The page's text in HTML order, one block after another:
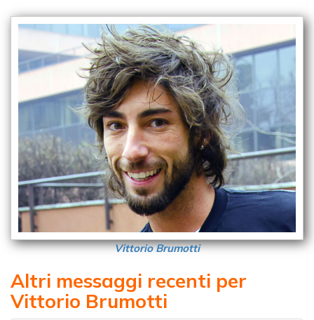
Vittorio Brumotti
Altri messaggi recenti per
Vittorio Brumotti